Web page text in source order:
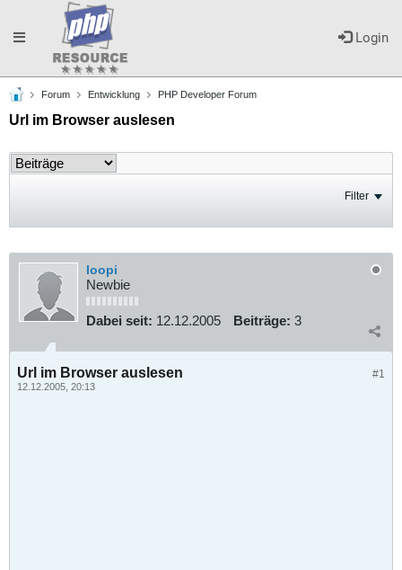
Login
Toggle
navigation
Forum Entwicklung PHP Developer Forum
Url im Browser auslesen
Filter
loopi
Newbie
Dabei seit: 12.12.2005 Beiträge: 3
#1
Url im Browser auslesen
12.12.2005, 20:13